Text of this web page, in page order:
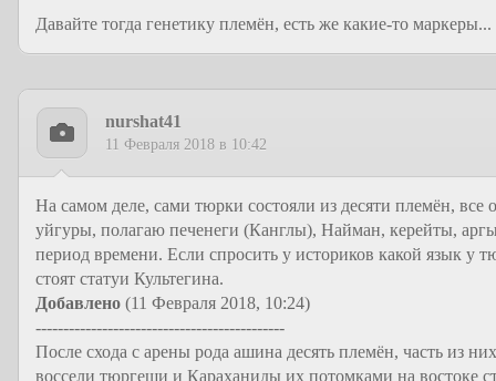
Давайте тогда генетику племён, есть же какие-то маркеры...
nurshat41
11 Февраля 2018 в 10:42
На самом деле, сами тюрки состояли из десяти племён,
уйгуры, полагаю печенеги (Канглы), Найман, керейты,
период времени. Если спросить у историков какой язык у
стоят статуи Культегина.
Добавлено (11 Февраля 2018, 10:24)
---------------------------------------------
После схода с арены рода ашина десять племён, часть из
воссели тюргеши и Караханиды их потомками на востоке